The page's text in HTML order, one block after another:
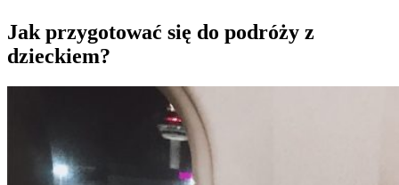
Jak przygotować się do podróży z
dzieckiem?